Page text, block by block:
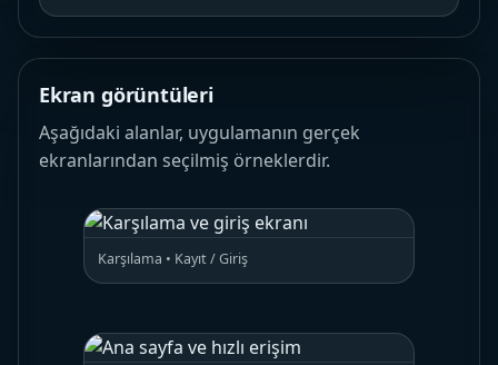
Ekran görüntüleri
Aşağıdaki alanlar, uygulamanın gerçek
ekranlarından seçilmiş örneklerdir.
Karşılama • Kayıt / Giriş